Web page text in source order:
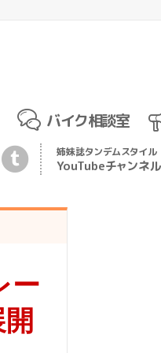
バイク相談室
姉妹誌タンデムスタイル
YouTubeチャンネル
ー